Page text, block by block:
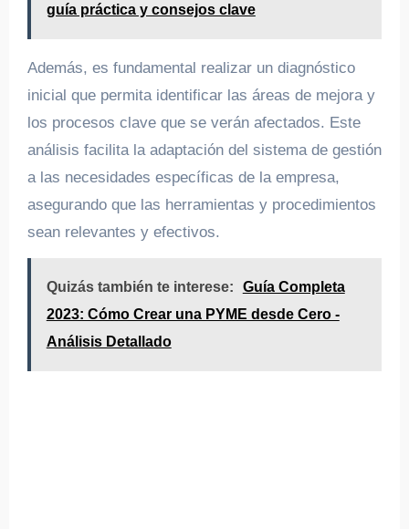
guía práctica y consejos clave
Además, es fundamental realizar un diagnóstico
inicial que permita identificar las áreas de mejora y
los procesos clave que se verán afectados. Este
análisis facilita la adaptación del sistema de gestión
a las necesidades específicas de la empresa,
asegurando que las herramientas y procedimientos
sean relevantes y efectivos.
Quizás también te interese:
Guía Completa
2023: Cómo Crear una PYME desde Cero -
Análisis Detallado